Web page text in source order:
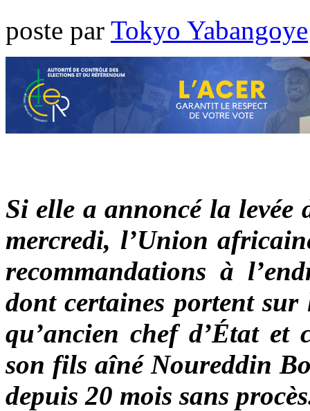
poste par Tokyo Yabangoye
Si elle a annoncé la levée
mercredi, l’Union
recommandations à
dont certaines portent
qu’ancien chef d’État et
son fils aîné Noureddin
depuis 20 mois sans